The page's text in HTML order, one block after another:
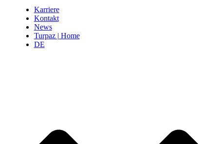
Karriere
Kontakt
News
Turpaz | Home
DE